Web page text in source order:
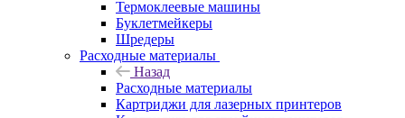
Термоклеевые машины
Буклетмейкеры
Шредеры
Расходные материалы
Назад
Расходные материалы
Картриджи для лазерных принтеров